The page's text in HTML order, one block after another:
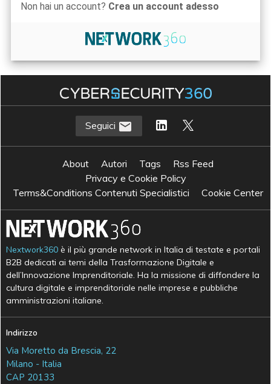
Non hai un account? Crea un account adesso
Seguici
About Autori Tags
Rss Feed
Privacy e Cookie Policy
Terms&Conditions Contenuti Specialistici
Cookie Center
Nextwork360 è il più grande network in Italia di testate e portali
B2B dedicati ai temi della Trasformazione Digitale e
dell’Innovazione Imprenditoriale. Ha la missione di diffondere la
cultura digitale e imprenditoriale nelle imprese e pubbliche
amministrazioni italiane.
Indirizzo
Via Moretto da Brescia, 22
Milano - Italia
CAP 20133